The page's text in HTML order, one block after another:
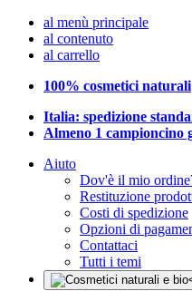
al menù principale
al contenuto
al carrello
100% cosmetici naturali
Italia: spedizione
Almeno 1 campioncino
Aiuto
Dov'è il mio
Restituzione
Costi di spedizione
Opzioni di
Contattaci
Tutti i temi